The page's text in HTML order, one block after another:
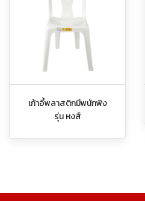
เก้าอี้พลาสติกมีพนักพิง
รุ่น หงส์